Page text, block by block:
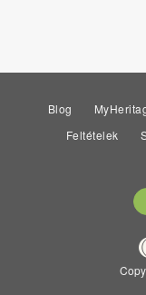
Blog
Feltételek